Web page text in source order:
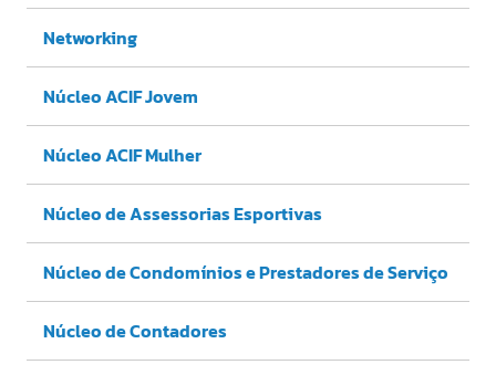
Networking
Núcleo ACIF Jovem
Núcleo ACIF Mulher
Núcleo de Assessorias Esportivas
Núcleo de Condomínios e Prestadores de Serviço
Núcleo de Contadores